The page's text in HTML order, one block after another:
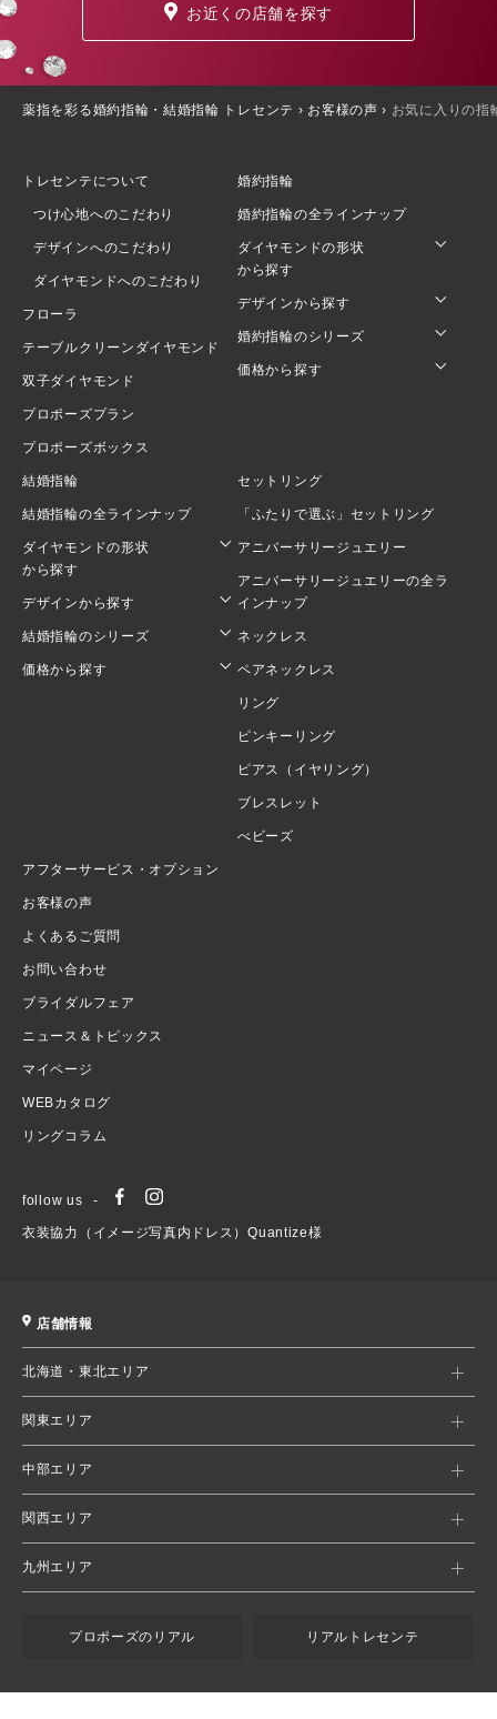
お近くの店舗を探す
薬指を彩る婚約指輪・結婚指輪 トレセンテ › お客様の声 › お気に入りの指
トレセンテについて
つけ心地へのこだわり
デザインへのこだわり
ダイヤモンドへのこだわり
フローラ
テーブルクリーンダイヤモンド
双子ダイヤモンド
プロポーズプラン
プロポーズボックス
婚約指輪
婚約指輪の全ラインナップ
ダイヤモンドの形状
から探す
デザインから探す
婚約指輪のシリーズ
価格から探す
結婚指輪
結婚指輪の全ラインナップ
ダイヤモンドの形状
から探す
デザインから探す
結婚指輪のシリーズ
価格から探す
セットリング
「ふたりで選ぶ」セットリング
アニバーサリージュエリー
アニバーサリージュエリーの全ラ
インナップ
ネックレス
ペアネックレス
リング
ピンキーリング
ピアス（イヤリング）
ブレスレット
べビーズ
アフターサービス・オプション
お客様の声
よくあるご質問
お問い合わせ
ブライダルフェア
ニュース＆トピックス
マイページ
WEBカタログ
リングコラム
follow us
衣装協力（イメージ写真内ドレス）Quantize様
店舗情報
北海道・東北エリア
関東エリア
中部エリア
関西エリア
九州エリア
プロポーズのリアル リアルトレセンテ